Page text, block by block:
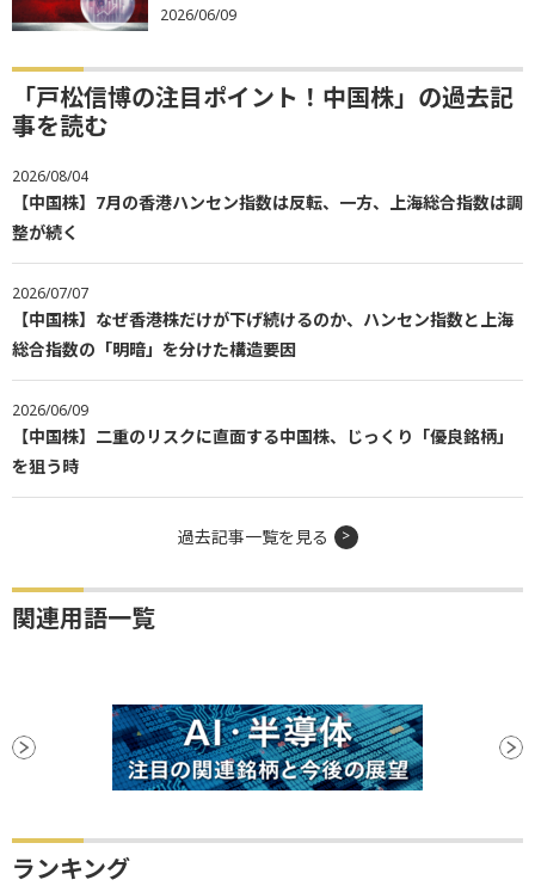
2026/06/09
「戸松信博の注目ポイント！中国株」の過去記
事を読む
2026/08/04
【中国株】7月の香港ハンセン指数は反転、一方、上海総合指数は調
整が続く
2026/07/07
【中国株】なぜ香港株だけが下げ続けるのか、ハンセン指数と上海
総合指数の「明暗」を分けた構造要因
2026/06/09
【中国株】二重のリスクに直面する中国株、じっくり「優良銘柄」
を狙う時
過去記事一覧を見る
関連用語一覧
ランキング